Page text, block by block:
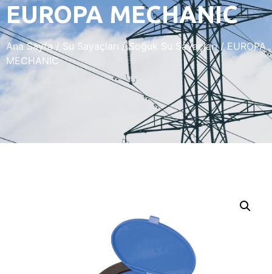
EUROPA MECHANIC
Ana Sayfa/ Su Sayaçları /Soğuk Su Sayaçları/ EUROPA
MECHANIC